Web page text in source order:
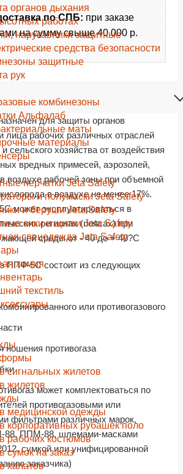
органов дыхания
работах
нарукавники защитные
средства безопасности
защитные
рук
комбинезоны
Альфалаб
маты
материалы
перчатки Jeta Safety
и полумаски Jeta Safety
и беруши Jeta Safety
очки и щитки Jeta Safety
спецодежда Jeta Safety
химия
текстиль
сигнальных жилетов
жилетов
медицинской одежды
корпоративных рубашек поло
рабочих костюмов
сумок на заказ
халатов
по СПБ: при заказе
на сумму свыше 40 000 р.
для защиты органов
лица рабочих различных отраслей
сельского хозяйства от воздействия
вредных примесей, аэрозолей,
воздухе рабочей зоны при объемной
в воздухе не менее 17%.
может эксплуатироваться в
регионах (поясах) при
среды от - 40 до + 40?С
ППФ-5С состоит из следующих
или противогазового
ношения противогаза
может комплектоваться по
противогазовыми или
фильтрами различных марок,
88, ППМ-88, шлемами-масками
сумкой или унифицированной
заказчика)